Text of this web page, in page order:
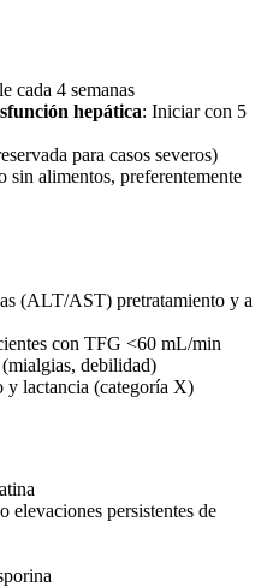
cada 4 semanas
hepática: Iniciar con 5
para casos severos)
sin alimentos, preferentemente
(ALT/AST) pretratamiento y a
con TFG <60 mL/min
debilidad)
y lactancia (categoría X)
elevaciones persistentes de